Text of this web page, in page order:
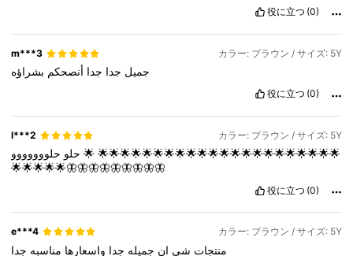
役に立つ (0)
m***3 カラー: ブラウン / サイズ: 5Y
جميل جدا جدا أنصحكم بشراؤه
役に立つ (0)
l***2 カラー: ブラウン / サイズ: 5Y
حلو حلووووووو🌟🌟🌟🌟🌟🌟🌟🌟🌟🌟🌟🌟🌟🌟🌟🌟🌟🌟🌟🌟🌟🌟🌟
🌟🌟🌟🌟🌟🦋🦋🦋🦋🦋🦋🦋🦋🦋
役に立つ (0)
e***4 カラー: ブラウン / サイズ: 5Y
منتجات شي ان جميله جدا واسعارها مناسبه جدا